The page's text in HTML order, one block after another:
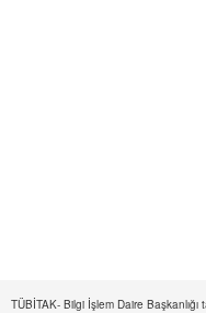
TÜBİTAK- Bilgi İşlem Daire